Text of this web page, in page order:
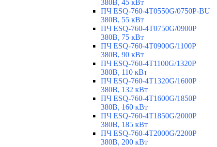
380В, 45 кВт
ПЧ ESQ-760-4T0550G/0750P-BU
380В, 55 кВт
ПЧ ESQ-760-4T0750G/0900P
380В, 75 кВт
ПЧ ESQ-760-4T0900G/1100P
380В, 90 кВт
ПЧ ESQ-760-4T1100G/1320P
380В, 110 кВт
ПЧ ESQ-760-4T1320G/1600P
380В, 132 кВт
ПЧ ESQ-760-4T1600G/1850P
380В, 160 кВт
ПЧ ESQ-760-4T1850G/2000P
380В, 185 кВт
ПЧ ESQ-760-4T2000G/2200P
380В, 200 кВт